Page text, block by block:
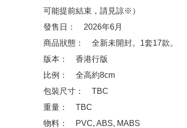
可能提前結束，請見諒※）
發售日：　2026年6月
商品狀態：　全新未開封。1套17款。
版本：　香港行版
比例：　全高約8cm
包裝尺寸：　TBC
重量：　TBC
物料：　PVC, ABS, MABS